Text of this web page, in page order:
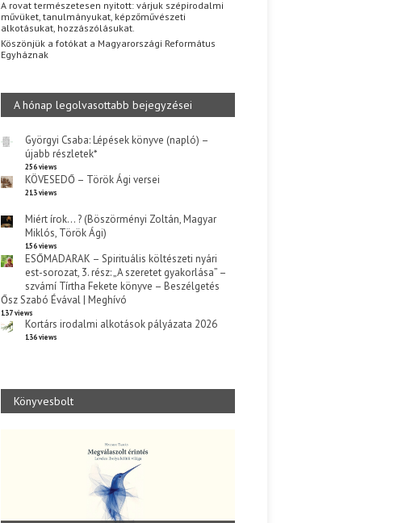
A rovat természetesen nyitott: várjuk szépirodalmi
művüket, tanulmányukat, képzőművészeti
alkotásukat, hozzászólásukat.
Köszönjük a fotókat a Magyarországi Református
Egyháznak
A hónap legolvasottabb bejegyzései
Györgyi Csaba: Lépések könyve (napló) –
újabb részletek*
256 views
KÖVESEDŐ – Török Ági versei
213 views
Miért írok… ? (Böszörményi Zoltán, Magyar
Miklós, Török Ági)
156 views
ESŐMADARAK – Spirituális költészeti nyári
est-sorozat, 3. rész: „A szeretet gyakorlása” –
szvámí Tírtha Fekete könyve – Beszélgetés
Ősz Szabó Évával | Meghívó
137 views
Kortárs irodalmi alkotások pályázata 2026
136 views
Könyvesbolt